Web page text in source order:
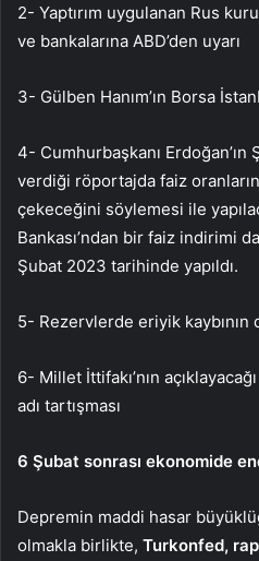
2- Yaptırım uygulanan Rus
ve bankalarına ABD’den uyarı
3- Gülben Hanım’ın Borsa
4- Cumhurbaşkanı Erdoğan’ın
verdiği röportajda faiz
çekeceğini söylemesi ile
Bankası’ndan bir faiz indirimi
Şubat 2023 tarihinde yapıldı.
5- Rezervlerde eriyik kaybının
6- Millet İttifakı’nın
adı tartışması
6 Şubat sonrası ekonomide
Depremin maddi hasar
olmakla birlikte, Turkonfed,